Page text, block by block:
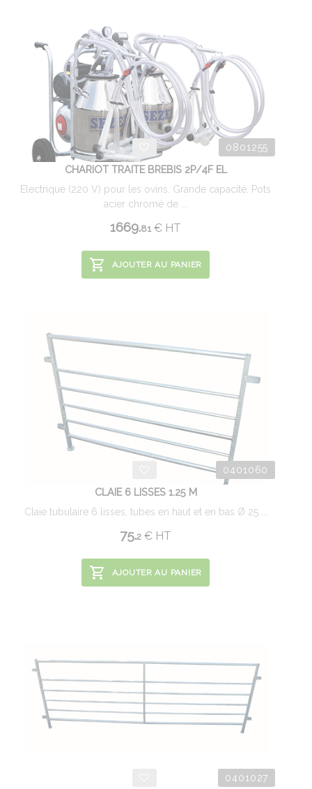
0801255
CHARIOT TRAITE BREBIS 2P/4F EL
Electrique (220 V) pour les ovins. Grande capacité. Pots
acier chromé de ...
1669.81 € HT
AJOUTER AU PANIER
0401060
CLAIE 6 LISSES 1.25 M
Claie tubulaire 6 lisses, tubes en haut et en bas Ø 25 ...
75.2 € HT
AJOUTER AU PANIER
0401027